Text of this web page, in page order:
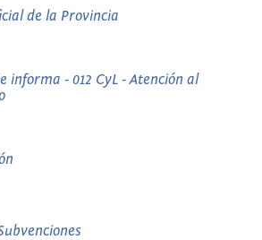
de la Provincia
informa - 012 CyL - Atención al